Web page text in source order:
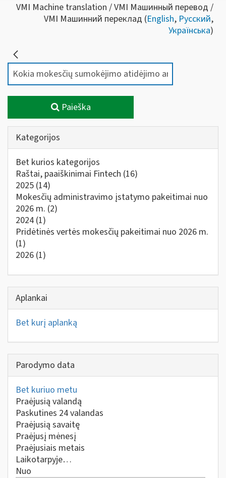
VMI Machine translation / VMI Машинный перевод /
VMI Машинний переклад (English, Русский,
Українська)
Paieška
Kategorijos
Bet kurios kategorijos
Raštai, paaiškinimai Fintech (16)
2025 (14)
Mokesčių administravimo įstatymo pakeitimai nuo
2026 m. (2)
2024 (1)
Pridėtinės vertės mokesčių pakeitimai nuo 2026 m.
(1)
2026 (1)
Aplankai
Bet kurį aplanką
Parodymo data
Bet kuriuo metu
Praėjusią valandą
Paskutines 24 valandas
Praėjusią savaitę
Praėjusį mėnesį
Praėjusiais metais
Laikotarpyje…
Nuo